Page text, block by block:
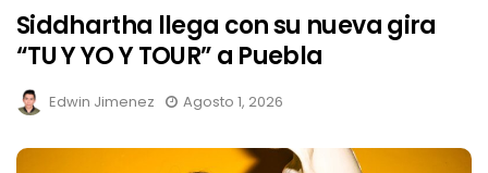
Siddhartha llega con su nueva gira
“TU Y YO Y TOUR” a Puebla
Edwin Jimenez Agosto 1, 2026